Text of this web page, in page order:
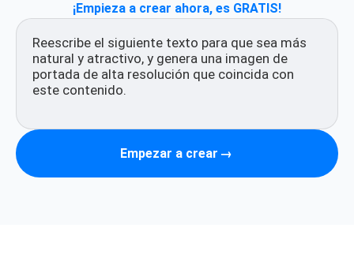
¡Empieza a crear ahora, es GRATIS!
Empezar a crear →